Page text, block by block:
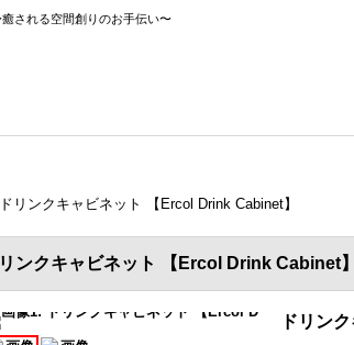
される空間創りのお手伝い〜
ドリンクキャビネット 【Ercol Drink Cabinet】
リンクキャビネット 【Ercol Drink Cabinet】
ドリン